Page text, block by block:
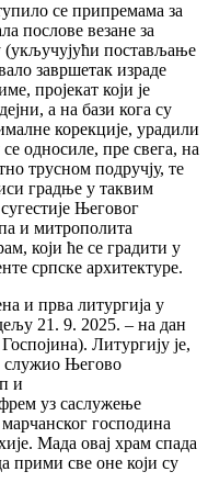
се припремама за
послове везане за
постављање
завршетак израде
пројекат који је
а на бази кога су
корекције, урадили
односиле, пре свега, на
трусном подручју, те
градње у таквим
Његовог
и митрополита
који ће се градити у
српске архитектуре.
и прва литургија у
21. 9. 2025. – на дан
Литургију је,
служио Његово
и
уз саслужење
господина
Мада овај храм спада
прими све оне који су